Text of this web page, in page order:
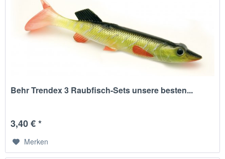
Behr Trendex 3 Raubfisch-Sets unsere besten...
3,40 € *
Merken